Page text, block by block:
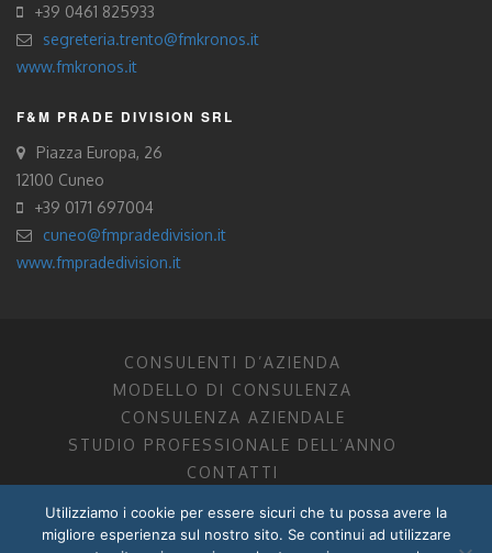
+39 0461 825933
segreteria.trento@fmkronos.it
www.fmkronos.it
F&M PRADE DIVISION SRL
Piazza Europa, 26
12100 Cuneo
+39 0171 697004
cuneo@fmpradedivision.it
www.fmpradedivision.it
CONSULENTI D’AZIENDA
MODELLO DI CONSULENZA
CONSULENZA AZIENDALE
STUDIO PROFESSIONALE DELL’ANNO
CONTATTI
FM CONSULENTI D’AZIENDA SOCIETÀ TRA PROFESSIONISTI
DOTTORI COMMERCIALISTI MANTOVA, PORDENONE, TRENTO
Utilizziamo i cookie per essere sicuri che tu possa avere la
migliore esperienza sul nostro sito. Se continui ad utilizzare